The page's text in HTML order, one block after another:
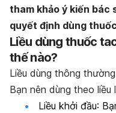
tham khảo ý kiến
quyết định dùng
Liều dùng thuốc
thế nào?
Liều dùng thông
Bạn nên dùng theo liều
Liều khởi đầu: